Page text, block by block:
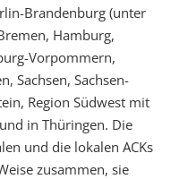
Brandenburg (unter
Hamburg,
Vorpommern,
Sachsen, Sachsen-
Region Südwest mit
in Thüringen. Die
und die lokalen ACKs
zusammen, sie